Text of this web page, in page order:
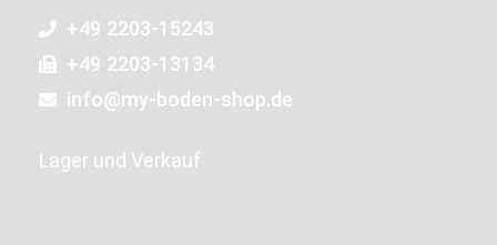
+49 2203-15243
+49 2203-13134
info@my-boden-shop.de
Lager und Verkauf